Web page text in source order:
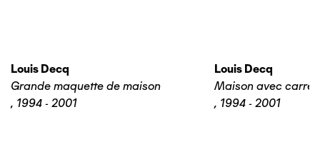
Louis Decq
Grande maquette de maison
, 1994 - 2001
Louis Decq
Maison avec
, 1994 - 2001